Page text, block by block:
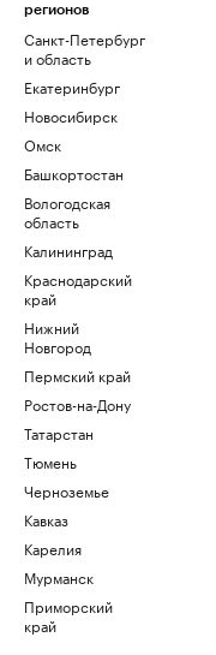
регионов
Санкт-Петербург
и область
Екатеринбург
Новосибирск
Омск
Башкортостан
Вологодская
область
Калининград
Краснодарский
край
Нижний
Новгород
Пермский край
Ростов-на-Дону
Татарстан
Тюмень
Черноземье
Кавказ
Карелия
Мурманск
Приморский
край